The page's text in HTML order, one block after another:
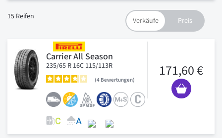
15 Reifen
Carrier All Season
235/65 R 16C 115/113R
4 Bewertungen
171,60 €